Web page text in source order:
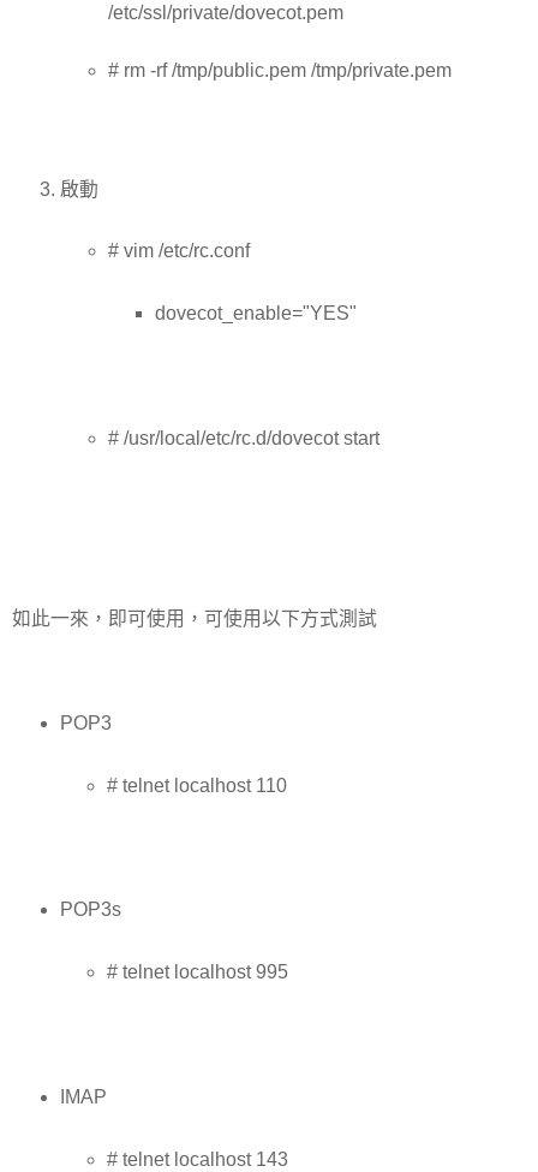
/etc/ssl/private/dovecot.pem
# rm -rf /tmp/public.pem /tmp/private.pem
啟動
# vim /etc/rc.conf
dovecot_enable="YES"
# /usr/local/etc/rc.d/dovecot start
如此一來，即可使用，可使用以下方式測試
POP3
# telnet localhost 110
POP3s
# telnet localhost 995
IMAP
# telnet localhost 143